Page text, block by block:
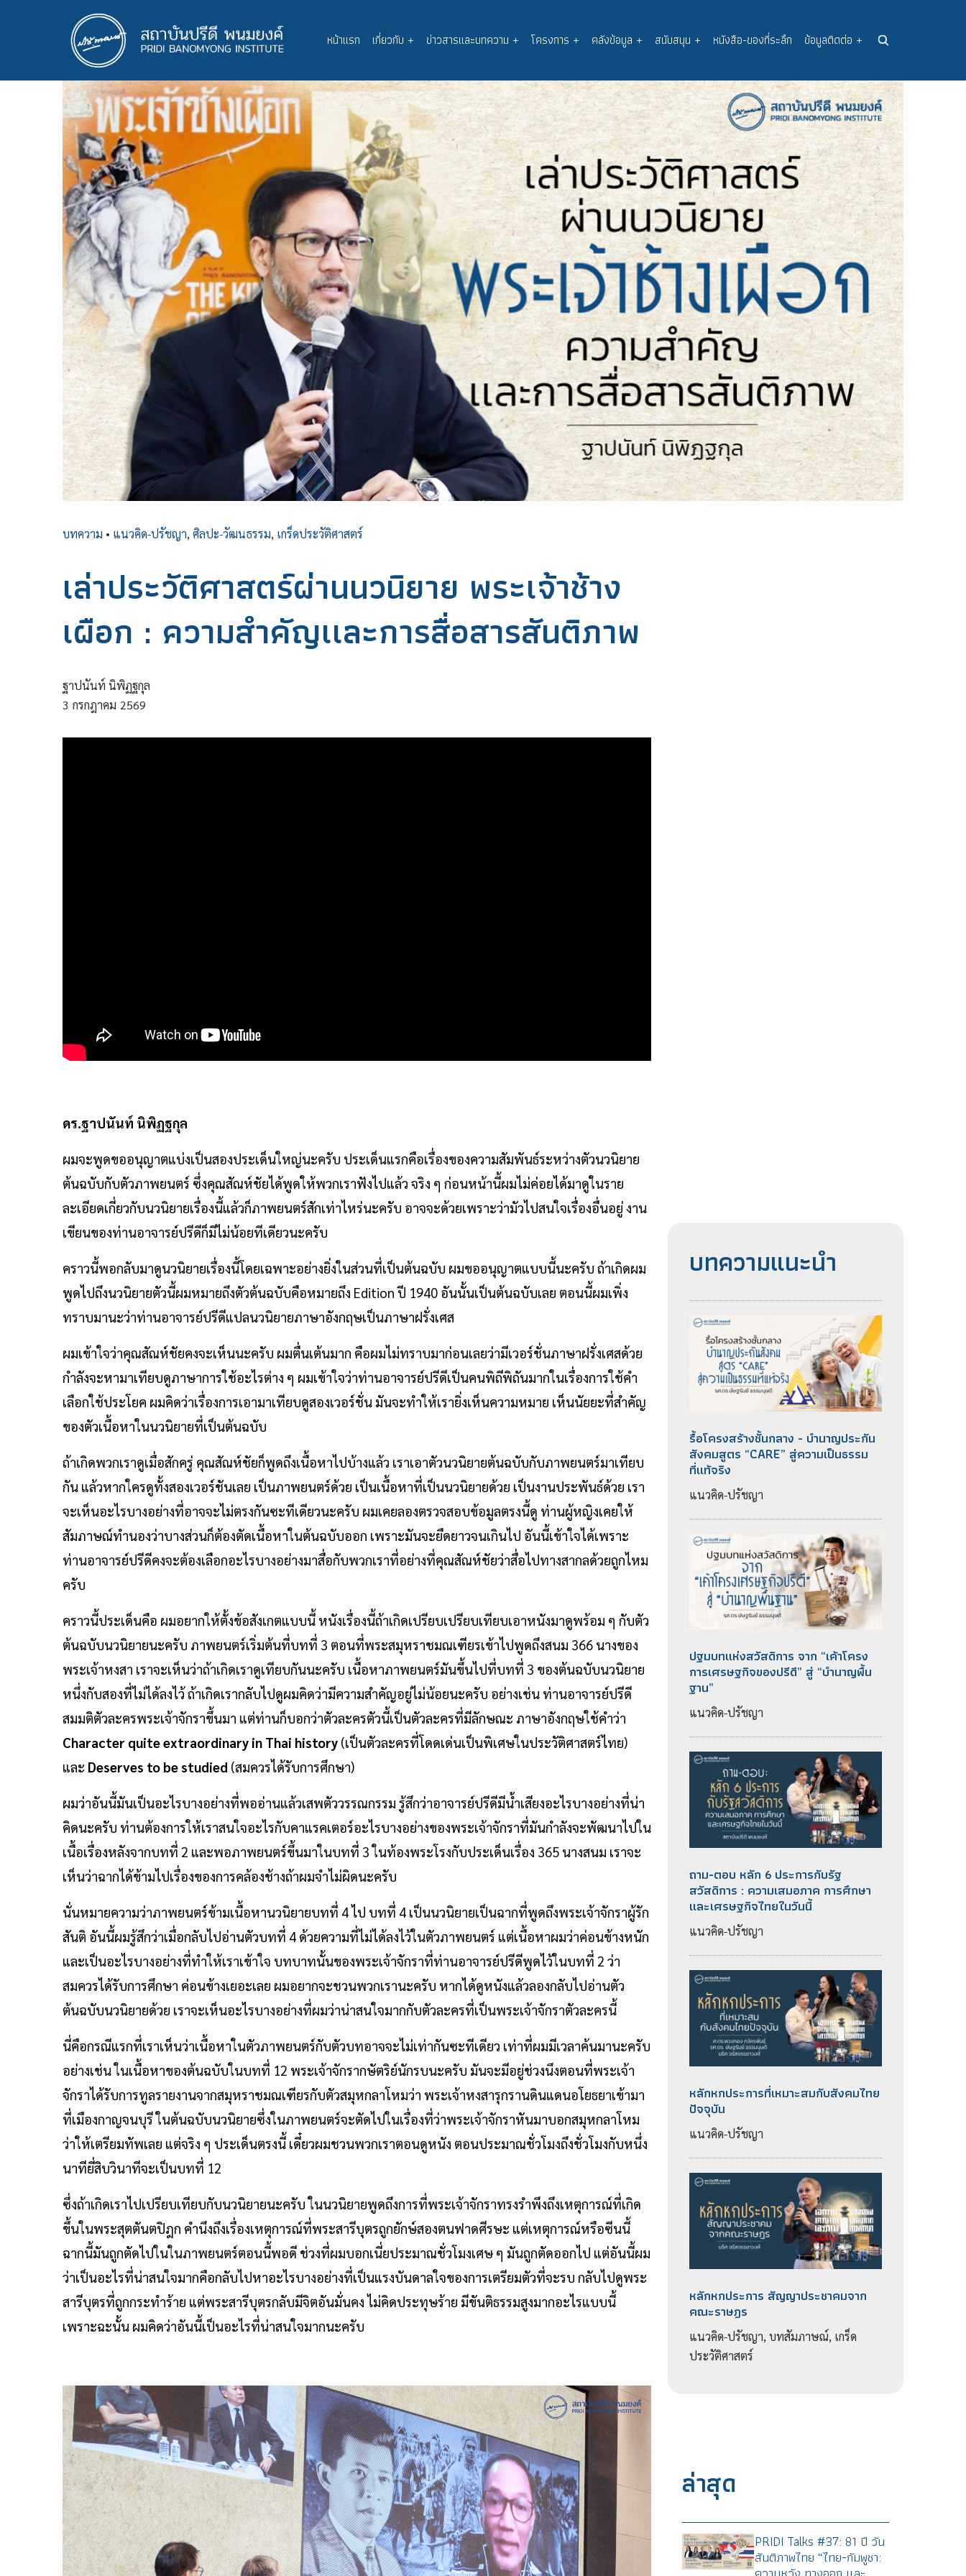
Main
navigation
หน้าแรก เกี่ยวกับ + ข่าวสารและบทความ + โครงการ + คลังข้อมูล + สนับสนุน + หนังสือ-ของที่ระลึก ข้อมูลติดต่อ +
บทความ • แนวคิด-ปรัชญา, ศิลปะ-วัฒนธรรม, เกร็ดประวัติศาสตร์
เล่าประวัติศาสตร์ผ่านนวนิยาย พระเจ้าช้าง
เผือก : ความสำคัญเเละการสื่อสารสันติภาพ
ฐาปนันท์ นิพิฏฐกุล
3 กรกฎาคม 2569
ดร.ฐาปนันท์ นิพิฏฐกุล
ผมจะพูดขออนุญาตแบ่งเป็นสองประเด็นใหญ่นะครับ ประเด็นแรกคือเรื่องของความสัมพันธ์ระหว่างตัวนวนิยาย
ต้นฉบับกับตัวภาพยนตร์ ซึ่งคุณสัณห์ชัยได้พูดให้พวกเราฟังไปแล้ว จริง ๆ ก่อนหน้านี้ผมไม่ค่อยได้มาดูในราย
ละเอียดเกี่ยวกับนวนิยายเรื่องนี้แล้วก็ภาพยนตร์สักเท่าไหร่นะครับ อาจจะด้วยเพราะว่ามัวไปสนใจเรื่องอื่นอยู่ งาน
เขียนของท่านอาจารย์ปรีดีก็มีไม่น้อยทีเดียวนะครับ
คราวนี้พอกลับมาดูนวนิยายเรื่องนี้โดยเฉพาะอย่างยิ่งในส่วนที่เป็นต้นฉบับ ผมขออนุญาตแบบนี้นะครับ ถ้าเกิดผม
พูดไปถึงนวนิยายตัวนี้ผมหมายถึงตัวต้นฉบับคือหมายถึง Edition ปี 1940 อันนั้นเป็นต้นฉบับเลย ตอนนี้ผมเพิ่ง
ทราบมานะว่าท่านอาจารย์ปรีดีแปลนวนิยายภาษาอังกฤษเป็นภาษาฝรั่งเศส
ผมเข้าใจว่าคุณสัณห์ชัยคงจะเห็นนะครับ ผมตื่นเต้นมาก คือผมไม่ทราบมาก่อนเลยว่ามีเวอร์ชั่นภาษาฝรั่งเศสด้วย
กำลังจะหามาเทียบดูภาษาการใช้อะไรต่าง ๆ ผมเข้าใจว่าท่านอาจารย์ปรีดีเป็นคนพิถีพิถันมากในเรื่องการใช้คำ
เลือกใช้ประโยค ผมคิดว่าเรื่องการเอามาเทียบดูสองเวอร์ชั่น มันจะทำให้เรายิ่งเห็นความหมาย เห็นนัยยะที่สำคัญ
ของตัวเนื้อหาในนวนิยายที่เป็นต้นฉบับ
ถ้าเกิดพวกเราดูเมื่อสักครู่ คุณสัณห์ชัยก็พูดถึงเนื้อหาไปบ้างแล้ว เราเอาตัวนวนิยายต้นฉบับกับภาพยนตร์มาเทียบ
กัน แล้วหากใครดูทั้งสองเวอร์ชันเลย เป็นภาพยนตร์ด้วย เป็นเนื้อหาที่เป็นนวนิยายด้วย เป็นงานประพันธ์ด้วย เรา
จะเห็นอะไรบางอย่างที่อาจจะไม่ตรงกันซะทีเดียวนะครับ ผมเคยลองตรวจสอบข้อมูลตรงนี้ดู ท่านผู้หญิงเคยให้
สัมภาษณ์ทำนองว่าบางส่วนก็ต้องตัดเนื้อหาในต้นฉบับออก เพราะมันจะยืดยาวจนเกินไป อันนี้เข้าใจได้เพราะ
ท่านอาจารย์ปรีดีคงจะต้องเลือกอะไรบางอย่างมาสื่อกับพวกเราที่อย่างที่คุณสัณห์ชัยว่าสื่อไปทางสากลด้วยถูกไหม
ครับ
คราวนี้ประเด็นคือ ผมอยากให้ตั้งข้อสังเกตแบบนี้ หนังเรื่องนี้ถ้าเกิดเปรียบเปรียบเทียบเอาหนังมาดูพร้อม ๆ กับตัว
ต้นฉบับนวนิยายนะครับ ภาพยนตร์เริ่มต้นที่บทที่ 3 ตอนที่พระสมุหราชมณเฑียรเข้าไปพูดถึงสนม 366 นางของ
พระเจ้าหงสา เราจะเห็นว่าถ้าเกิดเราดูเทียบกันนะครับ เนื้อหาภาพยนตร์มันขึ้นไปที่บทที่ 3 ของต้นฉบับนวนิยาย
หนึ่งกับสองที่ไม่ได้ลงไว้ ถ้าเกิดเรากลับไปดูผมคิดว่ามีความสำคัญอยู่ไม่น้อยนะครับ อย่างเช่น ท่านอาจารย์ปรีดี
สมมติตัวละครพระเจ้าจักราขึ้นมา แต่ท่านก็บอกว่าตัวละครตัวนี้เป็นตัวละครที่มีลักษณะ ภาษาอังกฤษใช้คำว่า
Character quite extraordinary in Thai history (เป็นตัวละครที่โดดเด่นเป็นพิเศษในประวัติศาสตร์ไทย)
และ Deserves to be studied (สมควรได้รับการศึกษา)
ผมว่าอันนี้มันเป็นอะไรบางอย่างที่พออ่านแล้วเสพตัววรรณกรรม รู้สึกว่าอาจารย์ปรีดีมีน้ำเสียงอะไรบางอย่างที่น่า
คิดนะครับ ท่านต้องการให้เราสนใจอะไรกับคาแรคเตอร์อะไรบางอย่างของพระเจ้าจักราที่มันกำลังจะพัฒนาไปใน
เนื้อเรื่องหลังจากบทที่ 2 และพอภาพยนตร์ขึ้นมาในบทที่ 3 ในท้องพระโรงกับประเด็นเรื่อง 365 นางสนม เราจะ
เห็นว่าฉากได้ข้ามไปเรื่องของการคล้องช้างถ้าผมจำไม่ผิดนะครับ
นั่นหมายความว่าภาพยนตร์ข้ามเนื้อหานวนิยายบทที่ 4 ไป บทที่ 4 เป็นนวนิยายเป็นฉากที่พูดถึงพระเจ้าจักราผู้รัก
สันติ อันนี้ผมรู้สึกว่าเมื่อกลับไปอ่านตัวบทที่ 4 ด้วยความที่ไม่ได้ลงไว้ในตัวภาพยนตร์ แต่เนื้อหาผมว่าค่อนข้างหนัก
และเป็นอะไรบางอย่างที่ทำให้เราเข้าใจ บทบาทนั้นของพระเจ้าจักราที่ท่านอาจารย์ปรีดีพูดไว้ในบทที่ 2 ว่า
สมควรได้รับการศึกษา ค่อนข้างเยอะเลย ผมอยากจะชวนพวกเรานะครับ หากได้ดูหนังแล้วลองกลับไปอ่านตัว
ต้นฉบับนวนิยายด้วย เราจะเห็นอะไรบางอย่างที่ผมว่าน่าสนใจมากกับตัวละครที่เป็นพระเจ้าจักราตัวละครนี้
นี่คือกรณีแรกที่เราเห็นว่าเนื้อหาในตัวภาพยนตร์กับตัวบทอาจจะไม่เท่ากันซะทีเดียว เท่าที่ผมมีเวลาค้นมานะครับ
อย่างเช่น ในเนื้อหาของต้นฉบับในบทที่ 12 พระเจ้าจักรากษัตริย์นักรบนะครับ มันจะมีอยู่ช่วงนึงตอนที่พระเจ้า
จักราได้รับการทูลรายงานจากสมุหราชมณเฑียรกับตัวสมุหกลาโหมว่า พระเจ้าหงสารุกรานดินแดนอโยธยาเข้ามา
ที่เมืองกาญจนบุรี ในต้นฉบับนวนิยายซึ่งในภาพยนตร์จะตัดไปในเรื่องที่ว่าพระเจ้าจักราหันมาบอกสมุหกลาโหม
ว่าให้เตรียมทัพเลย แต่จริง ๆ ประเด็นตรงนี้ เดี๋ยวผมชวนพวกเราตอนดูหนัง ตอนประมาณชั่วโมงถึงชั่วโมงกับหนึ่ง
นาทียี่สิบวินาทีจะเป็นบทที่ 12
ซึ่งถ้าเกิดเราไปเปรียบเทียบกับนวนิยายนะครับ ในนวนิยายพูดถึงการที่พระเจ้าจักราทรงรำพึงถึงเหตุการณ์ที่เกิด
ขึ้นในพระสุตตันตปิฎก คำนึงถึงเรื่องเหตุการณ์ที่พระสารีบุตรถูกยักษ์สองตนฟาดศีรษะ แต่เหตุการณ์หรือซีนนี้
ฉากนี้มันถูกตัดไปในในภาพยนตร์ตอนนี้พอดี ช่วงที่ผมบอกเนี่ยประมาณชั่วโมงเศษ ๆ มันถูกตัดออกไป แต่อันนี้ผม
ว่าเป็นอะไรที่น่าสนใจมากคือกลับไปหาอะไรบางอย่างที่เป็นแรงบันดาลใจของการเตรียมตัวที่จะรบ กลับไปดูพระ
สารีบุตรที่ถูกกระทำร้าย แต่พระสารีบุตรกลับมีจิตอันมั่นคง ไม่คิดประทุษร้าย มีขันติธรรมสูงมากอะไรแบบนี้
เพราะฉะนั้น ผมคิดว่าอันนี้เป็นอะไรที่น่าสนใจมากนะครับ
บทความแนะนำ
รื้อโครงสร้างชั้นกลาง - บำนาญประกัน
สังคมสูตร “CARE” สู่ความเป็นธรรม
ที่แท้จริง
แนวคิด-ปรัชญา
ปฐมบทแห่งสวัสดิการ จาก “เค้าโครง
การเศรษฐกิจของปรีดี” สู่ “บำนาญพื้น
ฐาน”
แนวคิด-ปรัชญา
ถาม-ตอบ หลัก 6 ประการกับรัฐ
สวัสดิการ : ความเสมอภาค การศึกษา
และเศรษฐกิจไทยในวันนี้
แนวคิด-ปรัชญา
หลักหกประการที่เหมาะสมกับสังคมไทย
ปัจจุบัน
แนวคิด-ปรัชญา
หลักหกประการ สัญญาประชาคมจาก
คณะราษฎร
แนวคิด-ปรัชญา, บทสัมภาษณ์, เกร็ด
ประวัติศาสตร์
ล่าสุด
PRIDI Talks #37: 81 ปี วัน
สันติภาพไทย “ไทย-กัมพูชา: